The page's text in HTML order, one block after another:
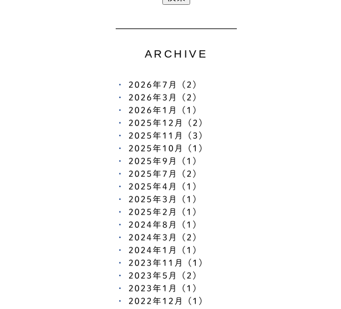
ARCHIVE
2026年7月 (2)
2026年3月 (2)
2026年1月 (1)
2025年12月 (2)
2025年11月 (3)
2025年10月 (1)
2025年9月 (1)
2025年7月 (2)
2025年4月 (1)
2025年3月 (1)
2025年2月 (1)
2024年8月 (1)
2024年3月 (2)
2024年1月 (1)
2023年11月 (1)
2023年5月 (2)
2023年1月 (1)
2022年12月 (1)